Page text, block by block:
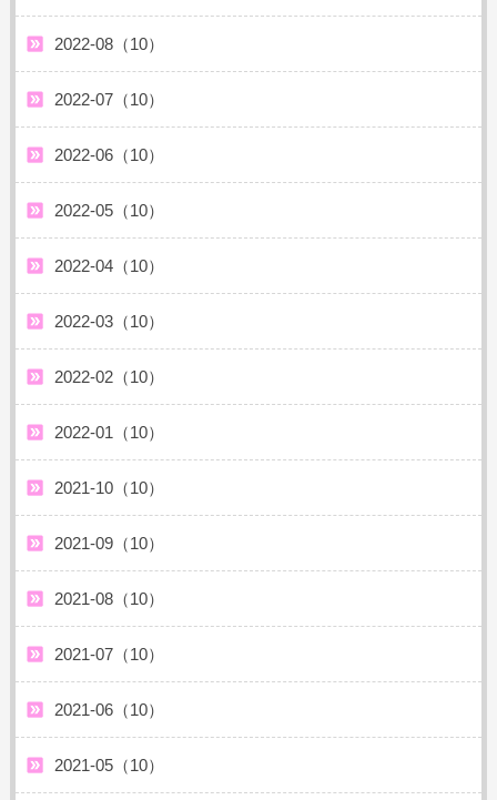
2022-08（10）
2022-07（10）
2022-06（10）
2022-05（10）
2022-04（10）
2022-03（10）
2022-02（10）
2022-01（10）
2021-10（10）
2021-09（10）
2021-08（10）
2021-07（10）
2021-06（10）
2021-05（10）